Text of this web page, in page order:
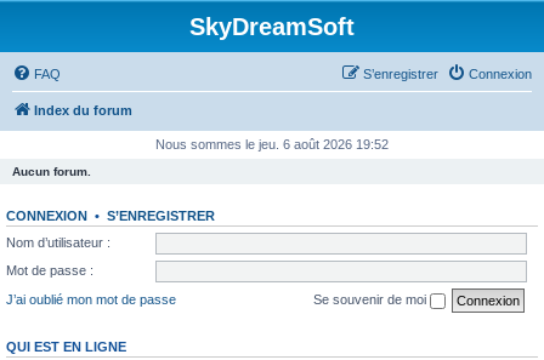
SkyDreamSoft
FAQ Connexion
S’enregistrer
Index du forum
Nous sommes le jeu. 6 août 2026 19:52
Aucun forum.
CONNEXION • S’ENREGISTRER
Nom d’utilisateur :
Mot de passe :
J’ai oublié mon mot de passe
Se souvenir de moi
QUI EST EN LIGNE